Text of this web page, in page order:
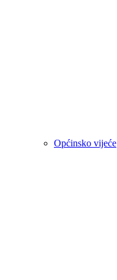
Općinsko vijeće